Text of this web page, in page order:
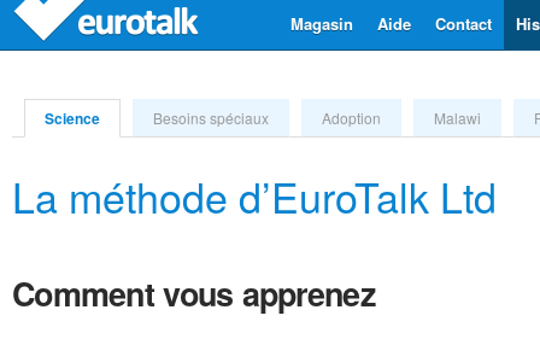
Contact
Aide
Magasin
Science Besoins spéciaux Adoption Malawi
La méthode d’EuroTalk Ltd
Comment vous apprenez